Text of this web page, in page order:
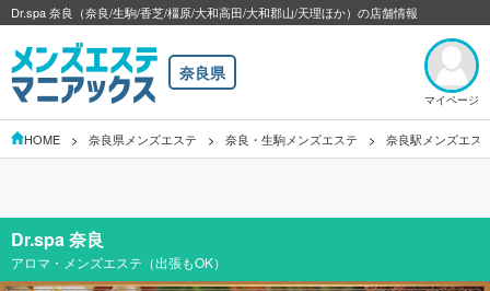
Dr.spa 奈良（奈良/生駒/香芝/橿原/大和高田/大和郡山/天理ほか）の店舗情報
奈良県
マイページ
HOME 奈良県メンズエステ 奈良・生駒メンズエステ 奈良駅メンズエス
Dr.spa 奈良
アロマ・メンズエステ（出張もOK）